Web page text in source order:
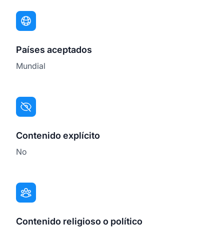
Países aceptados
Mundial
Contenido explícito
No
Contenido religioso o político